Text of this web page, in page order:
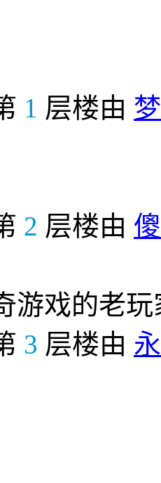
1 层楼由
2 层楼由
游戏的老
3 层楼由